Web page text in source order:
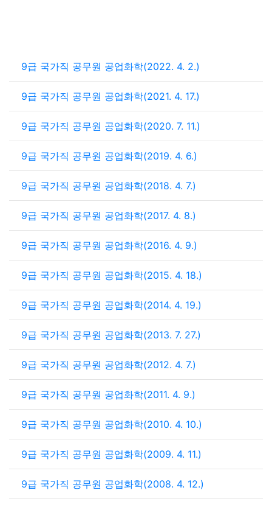
9급 국가직 공무원 공업화학(2022. 4. 2.)
9급 국가직 공무원 공업화학(2021. 4. 17.)
9급 국가직 공무원 공업화학(2020. 7. 11.)
9급 국가직 공무원 공업화학(2019. 4. 6.)
9급 국가직 공무원 공업화학(2018. 4. 7.)
9급 국가직 공무원 공업화학(2017. 4. 8.)
9급 국가직 공무원 공업화학(2016. 4. 9.)
9급 국가직 공무원 공업화학(2015. 4. 18.)
9급 국가직 공무원 공업화학(2014. 4. 19.)
9급 국가직 공무원 공업화학(2013. 7. 27.)
9급 국가직 공무원 공업화학(2012. 4. 7.)
9급 국가직 공무원 공업화학(2011. 4. 9.)
9급 국가직 공무원 공업화학(2010. 4. 10.)
9급 국가직 공무원 공업화학(2009. 4. 11.)
9급 국가직 공무원 공업화학(2008. 4. 12.)